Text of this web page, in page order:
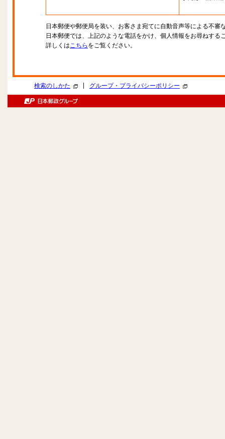
日本郵便や郵便局を装い、お客さま宛てに自動音声等による不審
日本郵便では、上記のような電話をかけ、個人情報をお尋ねする
詳しくはこちら をご覧ください。
検索のしかた グループ・プライバシーポリシー